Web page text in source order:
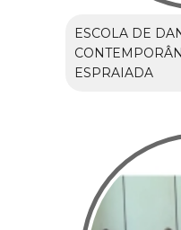
ESCOLA DE
ESPRAIADA